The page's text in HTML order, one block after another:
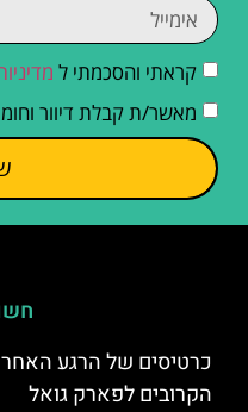
קראתי והסכמתי ל
מאשר/ת קבלת דיוור
כרטיסים של הרגע
הקרובים לפארק גואל